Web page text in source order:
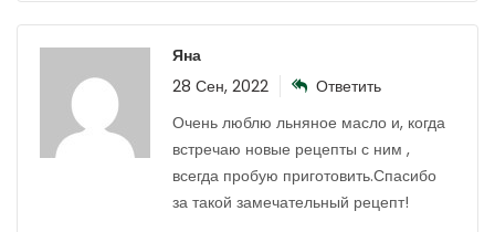
Яна
28 Сен, 2022
Ответить
Очень люблю льняное масло и, когда
встречаю новые рецепты с ним ,
всегда пробую приготовить.Спасибо
за такой замечательный рецепт!